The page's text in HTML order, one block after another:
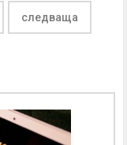
следваща